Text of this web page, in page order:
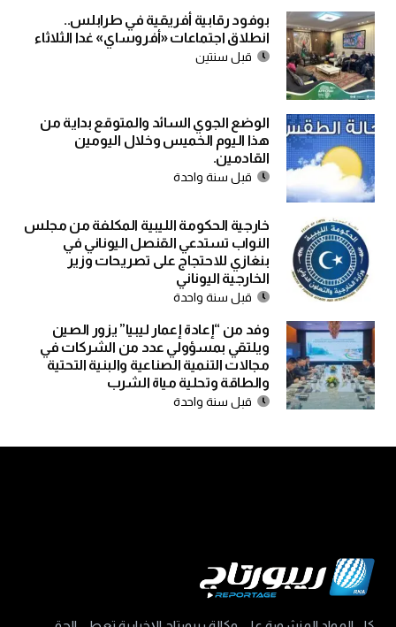
بوفود رقابية أفريقية في طرابلس..
انطلاق اجتماعات «أفروساي» غدا الثلاثاء
قبل سنتين
الوضع الجوي السائد والمتوقع بداية من
هذا اليوم الخميس وخلال اليومين
القادمين.
قبل سنة واحدة
خارجية الحكومة الليبية المكلفة من مجلس
النواب تستدعي القنصل اليوناني في
بنغازي للاحتجاج على تصريحات وزير
الخارجية اليوناني
قبل سنة واحدة
وفد من “إعادة إعمار ليبيا” يزور الصين
ويلتقي بمسؤولي عدد من الشركات في
مجالات التنمية الصناعية والبنية التحتية
والطاقة وتحلية مياة الشرب
قبل سنة واحدة